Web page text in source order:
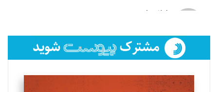
لیلا حنارود
فائزه فتحی رستمی
تحریریه